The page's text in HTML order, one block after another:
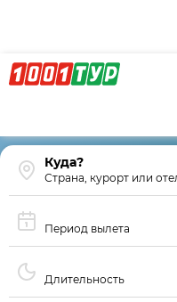
Страна, курорт или
Период вылета
Длительность